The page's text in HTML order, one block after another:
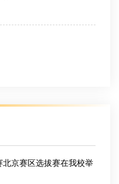
京赛区选拔赛在我校举